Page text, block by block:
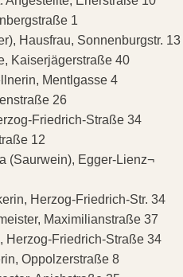
1
Hausfrau, Sonnenburgstr. 13
Kaiserjägerstraße 40
Mentlgasse 4
26
Friedrich-Straße 34
12
(Saurwein), Egger-Lienz¬
Herzog-Friedrich-Str. 34
Maximilianstraße 37
Friedrich-Straße 34
Oppolzerstraße 8